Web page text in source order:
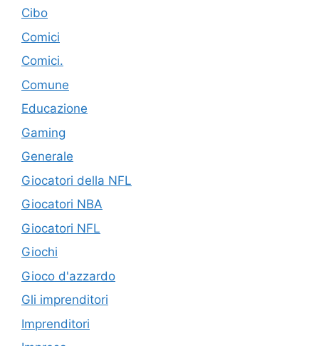
Cibo
Comici
Comici.
Comune
Educazione
Gaming
Generale
Giocatori della NFL
Giocatori NBA
Giocatori NFL
Giochi
Gioco d'azzardo
Gli imprenditori
Imprenditori